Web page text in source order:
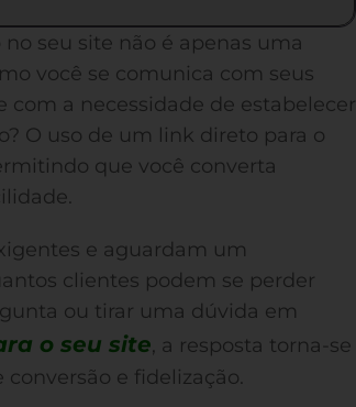
seu site não é apenas uma
você se comunica com seus
com a necessidade de estabelecer
O uso de um link direto para o
que você converta
e aguardam um
clientes podem se perder
ou tirar uma dúvida em
o seu site, a resposta torna-se
e fidelização.